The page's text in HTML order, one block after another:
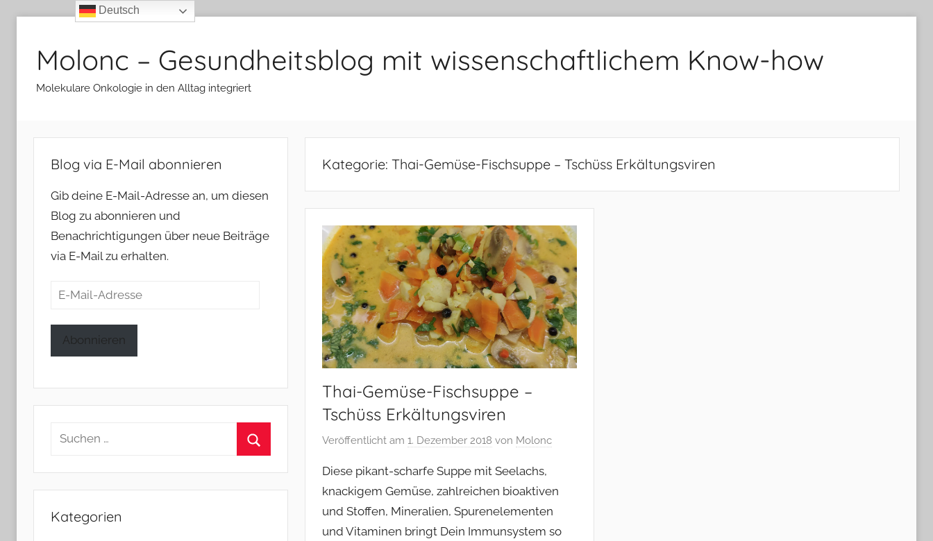
springen
Molonc – Gesundheitsblog mit wissenschaftlichem Know-how
Molekulare Onkologie in den Alltag integriert
Kategorie:Thai-Gemüse-Fischsuppe – Tschüss Erkältungsviren
Thai-Gemüse-Fischsuppe –
Tschüss Erkältungsviren
Veröffentlicht am1. Dezember 2018 von Molonc
Diese pikant-scharfe Suppe mit Seelachs,
knackigem Gemüse, zahlreichen bioaktiven
und Stoffen, Mineralien, Spurenelementen
und Vitaminen bringt Dein Immunsystem so
Blog via E-Mail abonnieren
Gib deine E-Mail-Adresse an, um diesen
Blog zu abonnieren und
Benachrichtigungen über neue Beiträge
via E-Mail zu erhalten.
E-
Abonnieren
Suchen
Kategorien
Deutsch